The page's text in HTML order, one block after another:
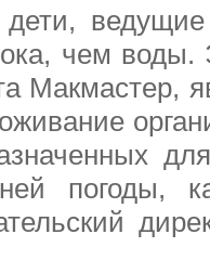
чем воды.
Макмастер,
погоды,